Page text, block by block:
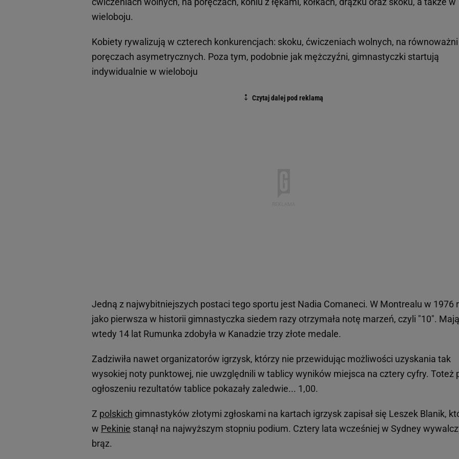
wieloboju.
Kobiety rywalizują w czterech konkurencjach: skoku, ćwiczeniach wolnych, na
poręczach asymetrycznych. Poza tym, podobnie jak mężczyźni, gimnastyczki startują
indywidualnie w wieloboju
Jedną z najwybitniejszych postaci tego sportu jest Nadia Comaneci. W Montrealu w 1976
jako pierwsza w historii gimnastyczka siedem razy otrzymała notę marzeń, czyli "10".
wtedy 14 lat Rumunka zdobyła w Kanadzie trzy złote medale.
Zadziwiła nawet organizatorów igrzysk, którzy nie przewidując możliwości uzyskania tak
wysokiej noty punktowej, nie uwzględnili w tablicy wyników miejsca na cztery cyfry. Toteż
ogłoszeniu rezultatów tablice pokazały zaledwie... 1,00.
Z polskich gimnastyków złotymi zgłoskami na kartach igrzysk zapisał się Leszek Blanik,
w Pekinie stanął na najwyższym stopniu podium. Cztery lata wcześniej w Sydney
brąz.